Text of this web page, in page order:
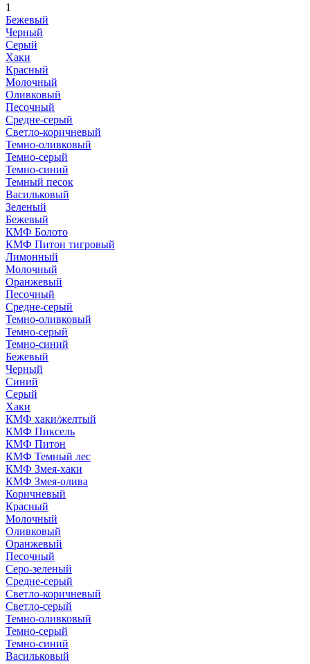
1
Бежевый
Черный
Серый
Хаки
Красный
Молочный
Оливковый
Песочный
Средне-серый
Светло-коричневый
Темно-оливковый
Темно-серый
Темно-синий
Темный песок
Васильковый
Зеленый
Бежевый
КМФ Болото
КМФ Питон тигровый
Лимонный
Молочный
Оранжевый
Песочный
Средне-серый
Темно-оливковый
Темно-серый
Темно-синий
Бежевый
Черный
Синий
Серый
Хаки
КМФ хаки/желтый
КМФ Пиксель
КМФ Питон
КМФ Темный лес
КМФ Змея-хаки
КМФ Змея-олива
Коричневый
Красный
Молочный
Оливковый
Оранжевый
Песочный
Серо-зеленый
Средне-серый
Светло-коричневый
Светло-серый
Темно-оливковый
Темно-серый
Темно-синий
Васильковый